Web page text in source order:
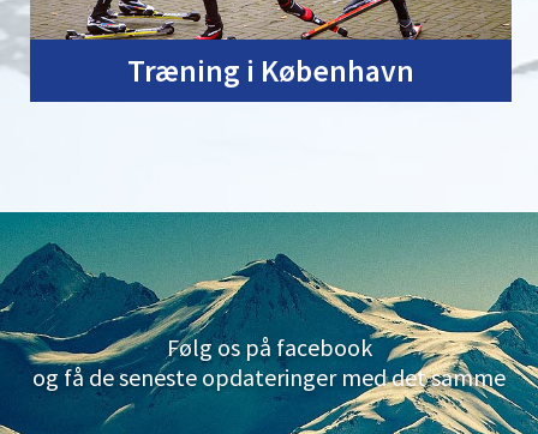
Træning i København
Følg os på facebook
og få de seneste opdateringer med det samme